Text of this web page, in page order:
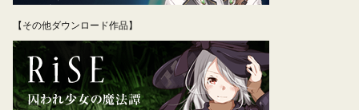
【その他ダウンロード作品】